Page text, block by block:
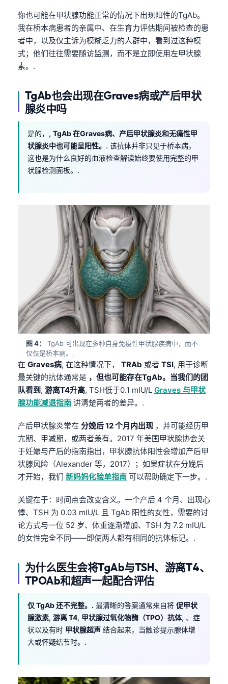
你也可能在甲状腺功能正常的情况下出现阳性的TgAb。
我在桥本病患者的亲属中、在生育力评估期间被检查的患
者中，以及仅主诉为模糊乏力的人群中，看到过这种模
式；他们往往需要随访监测，而不是立即使用左甲状腺
素。.
TgAb也会出现在Graves病或产后甲状
腺炎中吗
是的，, TgAb 在Graves病、产后甲状腺炎和无痛性甲
状腺炎中也可能呈阳性。 . 该抗体并非只见于桥本病，
这也是为什么良好的血液检查解读始终要使用完整的甲
状腺检测面板。.
图 4：
TgAb 可出现在多种自身免疫性甲状腺疾病中，而不
仅仅是桥本病。.
在 Graves病, 在这种情况下， TRAb 或者 TSI, 用于诊断
最关键的抗体通常是 ，但也可能存在TgAb。当我们的团
队看到 , 游离T4升高, TSH低于0.1 mIU/L Graves 与甲状
腺功能减退指南 讲清楚两者的差异。.
产后甲状腺炎常在 分娩后 12 个月内出现 ，并可能经历甲
亢期、甲减期，或两者兼有。2017 年美国甲状腺协会关
于妊娠与产后的指南指出，甲状腺抗体阳性会增加产后甲
状腺风险（Alexander 等，2017）；如果症状在分娩后
才开始，我们 新妈妈化验单指南 可以帮助确定下一步。.
关键在于：时间点会改变含义。一个产后 4 个月、出现心
悸、TSH 为 0.03 mIU/L 且 TgAb 阳性的女性，需要的讨
论方式与一位 52 岁、体重逐渐增加、TSH 为 7.2 mIU/L
的女性完全不同——即使两人都有相同的抗体标记。.
为什么医生会将TgAb与TSH、游离T4、
TPOAb和超声一起配合评估
仅 TgAb 还不完整。. 最清晰的答案通常来自将 促甲状
腺激素, 游离 T4, 甲状腺过氧化物酶（TPO）抗体, 、症
状以及有时 甲状腺超声 结合起来，当触诊提示腺体增
大或怀疑结节时。.